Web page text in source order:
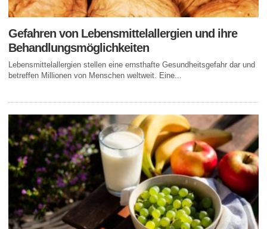
Gefahren von Lebensmittelallergien und ihre
Behandlungsmöglichkeiten
Lebensmittelallergien stellen eine ernsthafte Gesundheitsgefahr dar und
betreffen Millionen von Menschen weltweit. Eine...